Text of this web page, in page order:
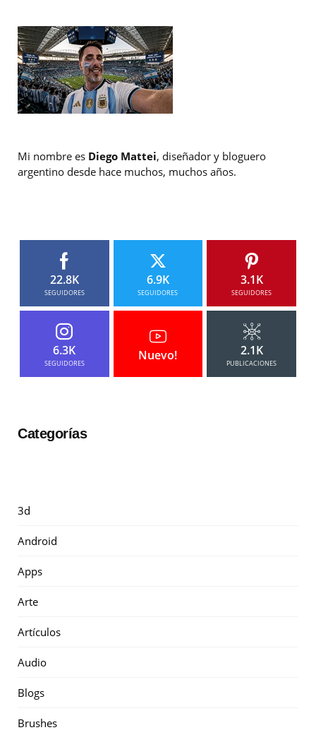
Mi nombre es Diego Mattei, diseñador y bloguero
argentino desde hace muchos, muchos años.
22.8K
SEGUIDORES
6.9K
SEGUIDORES
3.1K
SEGUIDORES
6.3K
SEGUIDORES
Nuevo! 2.1K
PUBLICACIONES
Categorías
3d
Android
Apps
Arte
Artículos
Audio
Blogs
Brushes